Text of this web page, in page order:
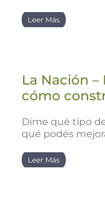
Leer Más
La Nación
cómo
Dime qué tipo
qué podés
Leer Más